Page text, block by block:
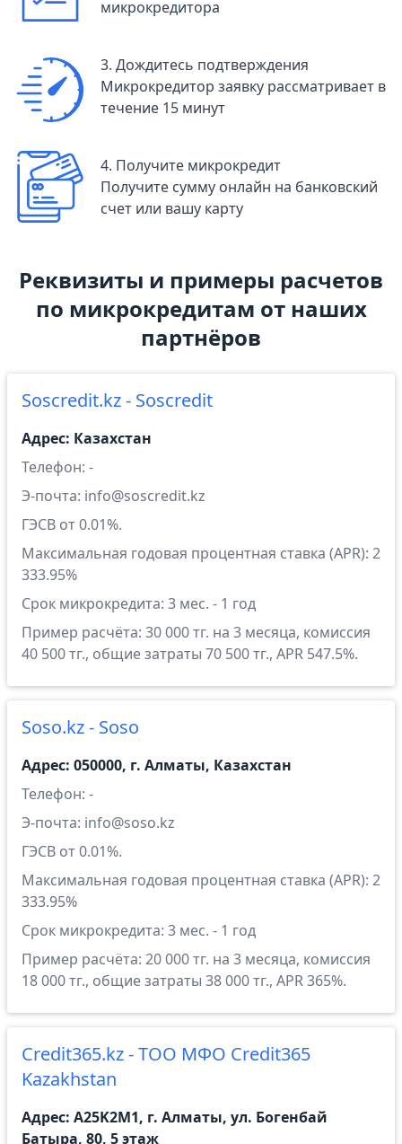
микрокредитора
3. Дождитесь подтверждения
Микрокредитор заявку рассматривает в
течение 15 минут
4. Получите микрокредит
Получите сумму онлайн на банковский
счет или вашу карту
Реквизиты и примеры расчетов
по микрокредитам от наших
партнёров
Soscredit.kz - Soscredit
Адрес: Казахстан
Телефон: -
Э-почта: info@soscredit.kz
ГЭСВ от 0.01%.
Максимальная годовая процентная ставка (APR): 2
333.95%
Срок микрокредита: 3 мес. - 1 год
Пример расчёта: 30 000 тг. на 3 месяца, комиссия
40 500 тг., общие затраты 70 500 тг., APR 547.5%.
Soso.kz - Soso
Адрес: 050000, г. Алматы, Казахстан
Телефон: -
Э-почта: info@soso.kz
ГЭСВ от 0.01%.
Максимальная годовая процентная ставка (APR): 2
333.95%
Срок микрокредита: 3 мес. - 1 год
Пример расчёта: 20 000 тг. на 3 месяца, комиссия
18 000 тг., общие затраты 38 000 тг., APR 365%.
Credit365.kz - ТОО МФО Credit365
Kazakhstan
Адрес: A25K2M1, г. Алматы, ул. Богенбай
Батыра, 80, 5 этаж